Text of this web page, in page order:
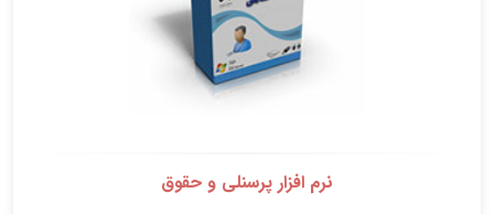
نرم افزار پرسنلی و حقوق